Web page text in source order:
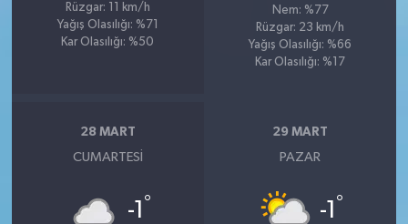
Rüzgar: 11 km/h
Yağış Olasılığı: %71
Kar Olasılığı: %50
Nem: %77
Rüzgar: 23 km/h
Yağış Olasılığı: %66
Kar Olasılığı: %17
28 MART
CUMARTESI
-1 °
29 MART
PAZAR
-1 °